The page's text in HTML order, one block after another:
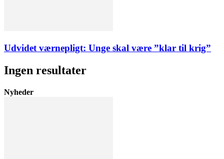
Udvidet værnepligt: Unge skal være ”klar til krig”
Ingen resultater
Nyheder